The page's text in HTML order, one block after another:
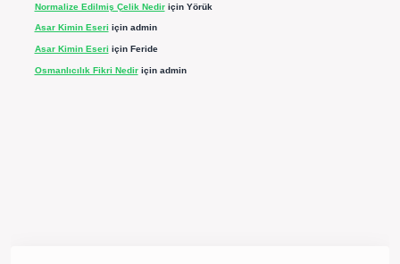
Normalize Edilmiş Çelik Nediriçin Yörük
Asar Kimin Eseri için admin
Asar Kimin Eseri için Feride
Osmanlıcılık Fikri Nediriçin admin